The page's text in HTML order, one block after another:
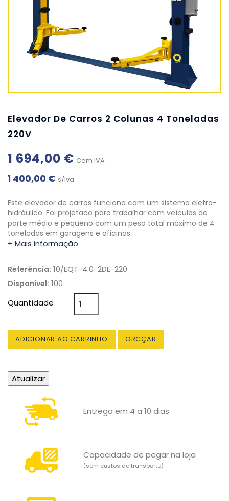
Elevador De Carros 2 Colunas 4 Toneladas
220V
1 694,00 € Com IVA
1 400,00 € s/Iva.
Este elevador de carros funciona com um sistema eletro-
hidráulico. Foi projetado para trabalhar com veículos de
porte médio e pequeno com um peso total máximo de 4
toneladas em garagens e oficinas.
+ Mais informação
Referência: 10/EQT-4.0-2DE-220
Disponível: 100
Quantidade
ADICIONAR AO CARRINHO ORCÇAR
Entrega em 4 a 10 dias.
Capacidade de pegar na loja
(sem custos de transporte)